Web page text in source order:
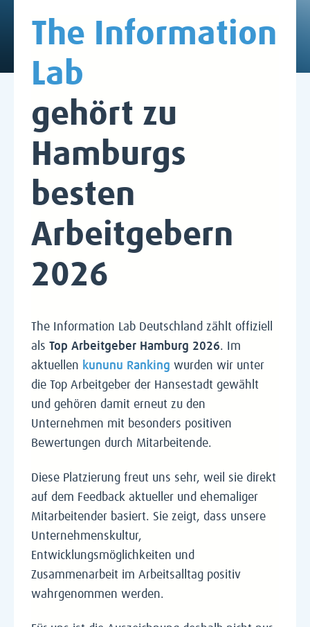
The Information
Lab
gehört zu
Hamburgs
besten
Arbeitgebern
2026
The Information Lab Deutschland zählt offiziell
als Top Arbeitgeber Hamburg 2026. Im
aktuellen kununu Ranking wurden wir unter
die Top Arbeitgeber der Hansestadt gewählt
und gehören damit erneut zu den
Unternehmen mit besonders positiven
Bewertungen durch Mitarbeitende.
Diese Platzierung freut uns sehr, weil sie direkt
auf dem Feedback aktueller und ehemaliger
Mitarbeitender basiert. Sie zeigt, dass unsere
Unternehmenskultur,
Entwicklungsmöglichkeiten und
Zusammenarbeit im Arbeitsalltag positiv
wahrgenommen werden.